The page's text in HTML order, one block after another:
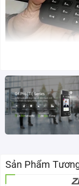
Giới thiệu về
Bảng thông số kỹ
ZKTeco LX40
Tiêu chí kỹ
thuật
Bảo hành
Sản Phẩm